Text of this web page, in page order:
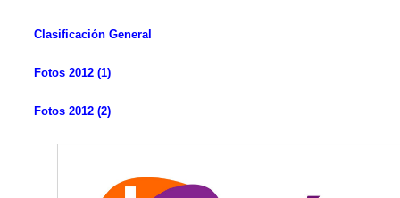
Clasificación General
Fotos 2012 (1)
Fotos 2012 (2)